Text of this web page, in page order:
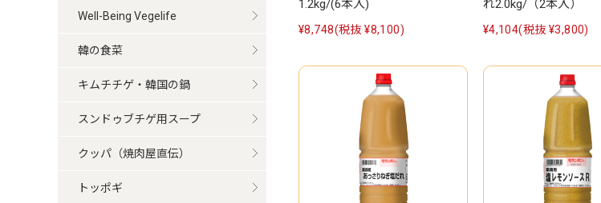
1.2kg/(6本入)
¥8,748(税抜 ¥8,100)
れ2.0kg/（2本入）
¥4,104(税抜 ¥3,800)
Well-Being Vegelife
韓の食菜
キムチチゲ・韓国の鍋
スンドゥブチゲ用スープ
クッパ（焼肉屋直伝）
トッポギ